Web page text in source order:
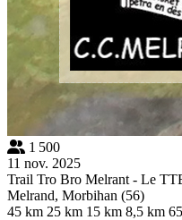
1 500
11 nov. 2025
Trail Tro Bro Melrant - Le
Melrand, Morbihan (56)
45 km 25 km 15 km 8,5 km